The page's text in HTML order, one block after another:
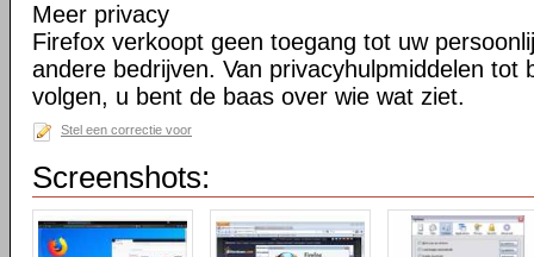
Meer privacy
Firefox verkoopt geen toegang tot uw
andere bedrijven. Van privacyhulpmiddelen tot
volgen, u bent de baas over wie wat ziet.
Stel een correctie voor
Screenshots: